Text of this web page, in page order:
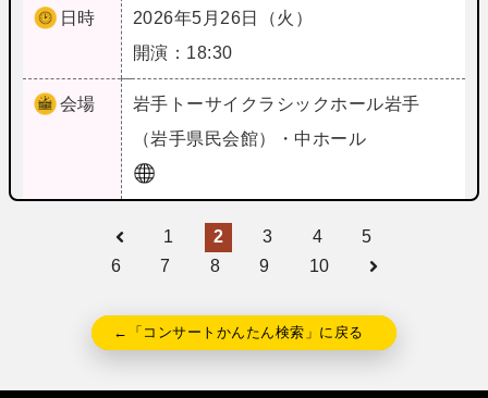
日時
2026年5月26日（火）
開演：18:30
会場 岩手 トーサイクラシックホール岩手
（岩手県民会館）・中ホール
1 2 3 4
5
6
7 8 9 10
←「コンサートかんたん検索」に戻る